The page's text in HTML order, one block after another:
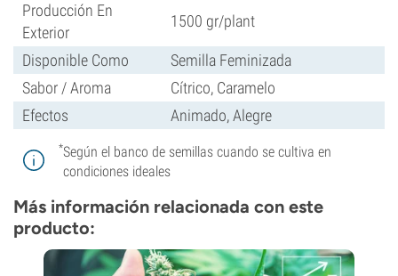
Producción En
Exterior
1500 gr/plant
Disponible Como
Semilla Feminizada
Sabor / Aroma
Cítrico, Caramelo
Efectos
Animado, Alegre
*Según el banco de semillas cuando se cultiva en
condiciones ideales
Más información relacionada con este
producto: